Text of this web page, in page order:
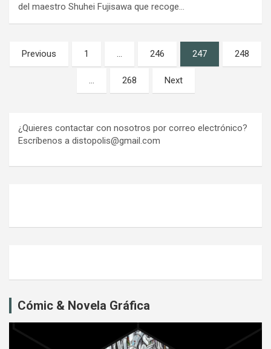
del maestro Shuhei Fujisawa que recoge…
Paginación
de
Previous 1 … 246 247 248
… 268 Next
¿Quieres contactar con nosotros por correo electrónico?
Escríbenos a distopolis@gmail.com
Cómic & Novela Gráfica